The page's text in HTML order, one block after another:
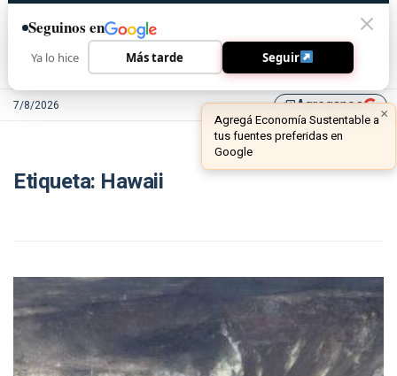
7/8/2026 library_addAgreganos ×
Agregá Economía Sustentable a
tus fuentes preferidas en
Google
Etiqueta: Hawaii
Seguinos en
Ya lo hice Más tarde Seguir